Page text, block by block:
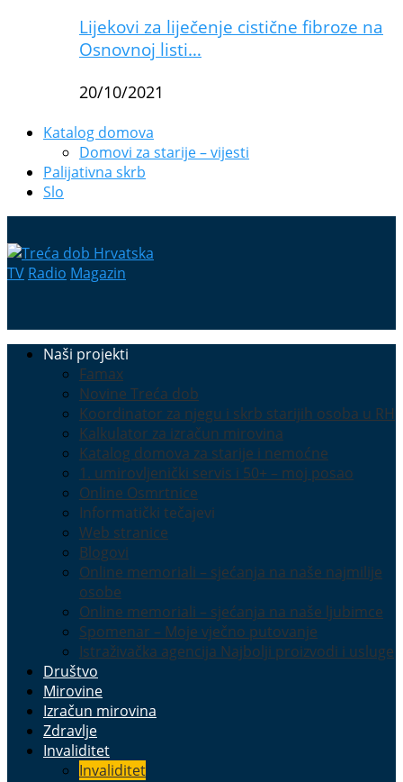
Lijekovi za liječenje cistične fibroze na
Osnovnoj listi…
20/10/2021
Katalog domova
Domovi za starije – vijesti
Palijativna skrb
Slo
TV Radio Magazin
Naši projekti
Famax
Novine Treća dob
Koordinator za njegu i skrb starijih osoba u RH
Kalkulator za izračun mirovina
Katalog domova za starije i nemoćne
1. umirovljenički servis i 50+ – moj posao
Online Osmrtnice
Informatički tečajevi
Web stranice
Blogovi
Online memoriali – sjećanja na naše najmilije
osobe
Online memoriali – sjećanja na naše ljubimce
Spomenar – Moje vječno putovanje
Istraživačka agencija Najbolji proizvodi i usluge
Društvo
Mirovine
Izračun mirovina
Zdravlje
Invaliditet
Invaliditet